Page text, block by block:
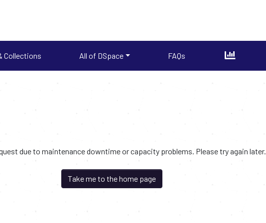
Collections All of DSpace FAQs
due to maintenance downtime or capacity problems. Please try again later.
Take me to the home page